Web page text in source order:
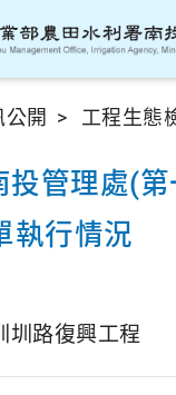
開 工程生態
管理處(
執行情況
圳路復興工程